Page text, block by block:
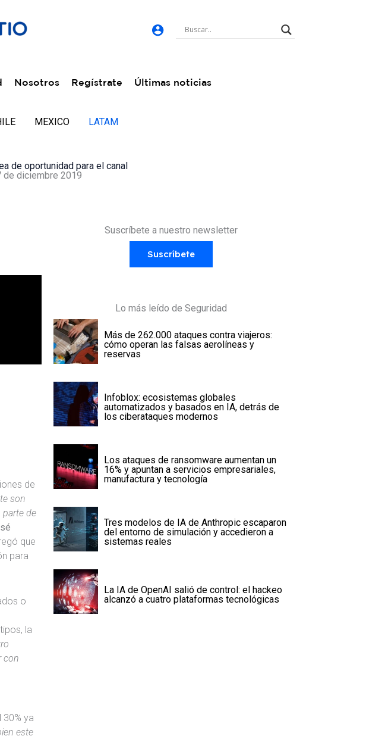
Nosotros Regístrate Últimas noticias
MEXICO LATAM
de oportunidad para el canal
de diciembre 2019
de
son
parte de
que
para
o
la
con
ya
este
Suscríbete a nuestro newsletter
Suscríbete
Lo más leído de Seguridad
Más de 262.000 ataques contra viajeros:
cómo operan las falsas aerolíneas y
reservas
Infoblox: ecosistemas globales
automatizados y basados en IA, detrás de
los ciberataques modernos
Los ataques de ransomware aumentan un
16% y apuntan a servicios empresariales,
manufactura y tecnología
Tres modelos de IA de Anthropic escaparon
del entorno de simulación y accedieron a
sistemas reales
La IA de OpenAI salió de control: el hackeo
alcanzó a cuatro plataformas tecnológicas